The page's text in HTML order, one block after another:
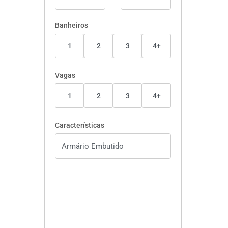
Banheiros
1 2 3 4+
Vagas
1 2 3 4+
Características